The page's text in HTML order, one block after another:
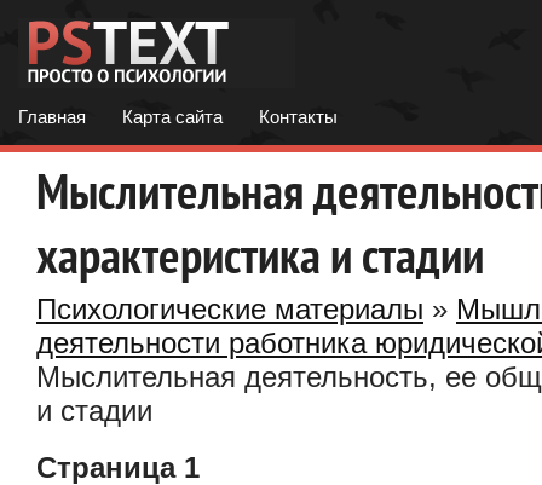
Главная Карта сайта Контакты
Мыслительная
характеристика и стадии
Психологические материалы »
деятельности работника
Мыслительная деятельность, ее
и стадии
Страница 1